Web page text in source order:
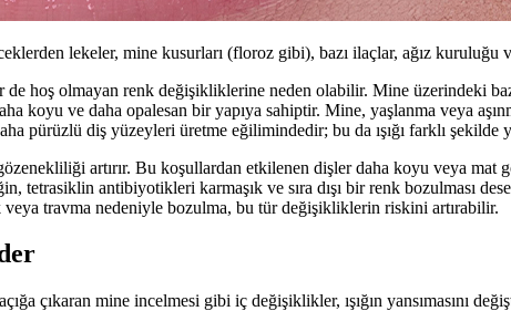
lekeler, mine kusurları (floroz gibi), bazı ilaçlar, ağız kuruluğu
hoş olmayan renk değişikliklerine neden olabilir. Mine üzerindeki
koyu ve daha opalesan bir yapıya sahiptir. Mine, yaşlanma veya
pürüzlü diş yüzeyleri üretme eğilimindedir; bu da ışığı farklı şekilde
artırır. Bu koşullardan etkilenen dişler daha koyu veya
tetrasiklin antibiyotikleri karmaşık ve sıra dışı bir renk bozulması
travma nedeniyle bozulma, bu tür değişikliklerin riskini artırabilir.
çıkaran mine incelmesi gibi iç değişiklikler, ışığın yansımasını